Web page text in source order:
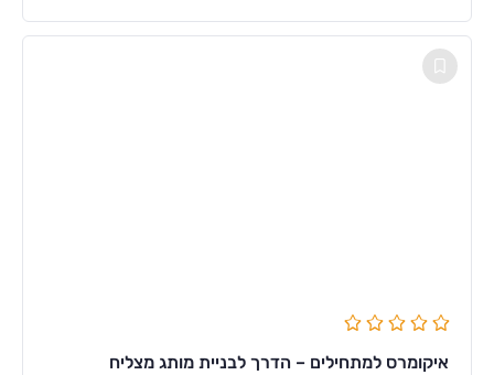
איקומרס למתחילים – הדרך לבניית מותג מצליח